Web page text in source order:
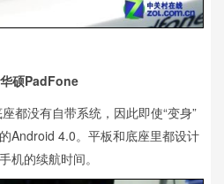
硕PadFone
都没有自带系统，因此即使“变身”
Android 4.0。平板和底座里都设计
机的续航时间。